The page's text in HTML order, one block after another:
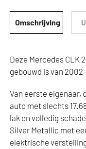
Omschrijving
Deze Mercedes CLK
gebouwd is van
Van eerste eigenaar,
auto met slechts
lak en volledig
Silver Metallic met
elektrische